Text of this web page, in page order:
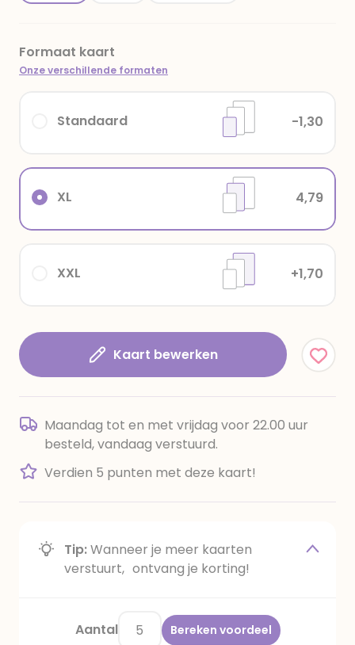
Formaat kaart
Onze verschillende formaten
XXL +1,70
XL 4,79
Standaard -1,30
Kaart bewerken
Maandag tot en met vrijdag voor 22.00 uur
besteld, vandaag verstuurd.
Verdien 5 punten met deze kaart!
Tip:Wanneer je meer kaarten
verstuurt, ontvang je korting!
Aantal Bereken voordeel